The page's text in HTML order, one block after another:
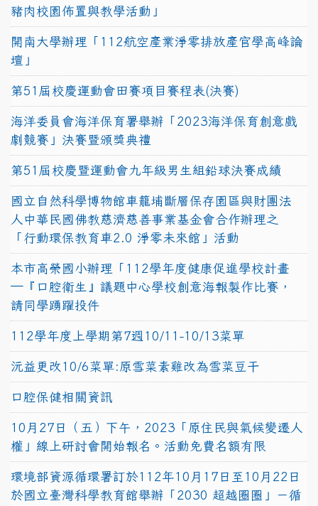
豬肉校園佈置與教學活動」
開南大學辦理「112航空產業淨零排放產官學高峰論
壇」
第51屆校慶運動會田賽項目賽程表(決賽)
海洋委員會海洋保育署舉辦「2023海洋保育創意戲
劇競賽」決賽暨頒獎典禮
第51屆校慶暨運動會九年級男生組鉛球決賽成績
國立自然科學博物館車籠埔斷層保存園區與財團法
人中華民國佛教慈濟慈善事業基金會合作辦理之
「行動環保教育車2.0 淨零未來館」活動
本市高榮國小辦理「112學年度健康促進學校計畫
─『口腔衛生』議題中心學校創意海報製作比賽，
請同學踴躍投件
112學年度上學期第7週10/11-10/13菜單
沅益更改10/6菜單:原雪菜素雞改為雪菜豆干
口腔保健相關資訊
10月27日（五）下午，2023「原住民與氣候變遷人
權」線上研討會開始報名。活動免費名額有限
環境部資源循環署訂於112年10月17日至10月22日
於國立臺灣科學教育館舉辦「2030 超越圈圈」－循